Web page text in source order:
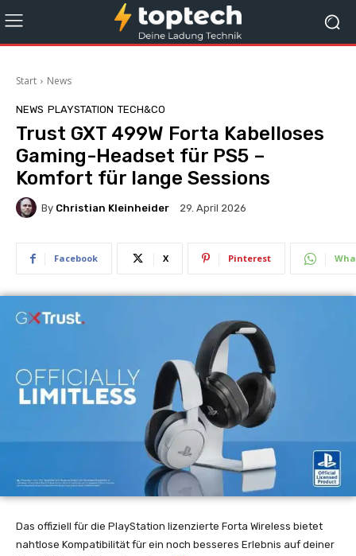
Start News
NEWS PLAYSTATION TECH&CO
Trust GXT 499W Forta Kabelloses
Gaming-Headset für PS5 –
Komfort für lange Sessions
By Christian Kleinheider 29. April 2026
Facebook X Pinterest
Das offiziell für die PlayStation lizenzierte Forta Wireless bietet
nahtlose Kompatibilität für ein noch besseres Erlebnis auf deiner